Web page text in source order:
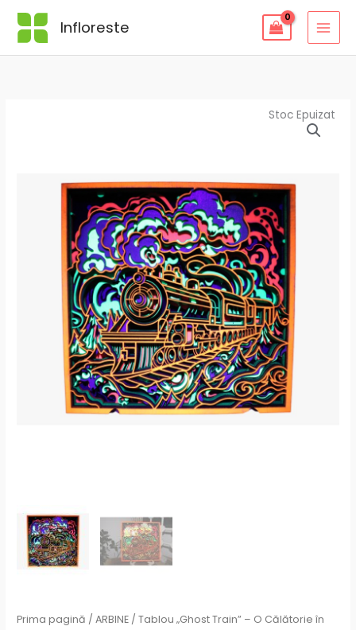
Skip
Infloreste
Stoc Epuizat
Prima pagină /ARBINE / Tablou „Ghost Train” – O Călătorie în